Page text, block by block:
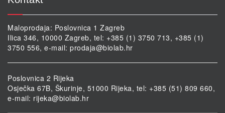
Maloprodaja: Poslovnica 1 Zagreb
Ilica 346, 10000 Zagreb, tel: +385 (1) 3750 713, +385 (1)
3750 556, e-mail: prodaja@biolab.hr
Poslovnica 2 Rijeka
Osječka 67B, Škurinje, 51000 Rijeka, tel: +385 (51) 809 660,
e-mail: rijeka@biolab.hr